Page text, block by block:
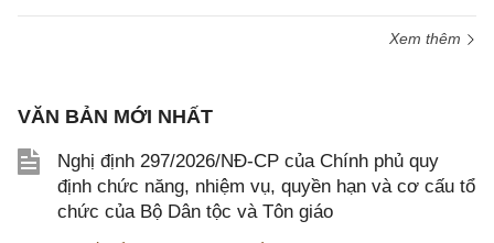
Xem thêm
VĂN BẢN MỚI NHẤT
Nghị định 297/2026/NĐ-CP của Chính phủ quy
định chức năng, nhiệm vụ, quyền hạn và cơ cấu tổ
chức của Bộ Dân tộc và Tôn giáo